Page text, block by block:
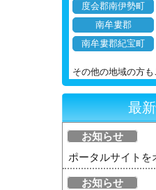
度会郡南伊勢町
南牟婁郡
南牟婁郡紀宝町
その他の地域の方も
最
お知らせ
ポータルサイトを
お知らせ